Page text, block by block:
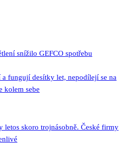
snížilo GEFCO spotřebu
fungují desítky let, nepodílejí se na
kolem sebe